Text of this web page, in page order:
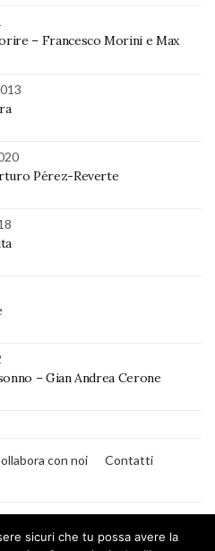
– Francesco Morini e Max
Pérez-Reverte
– Gian Andrea Cerone
con noi
Contatti
sicuri che tu possa avere la